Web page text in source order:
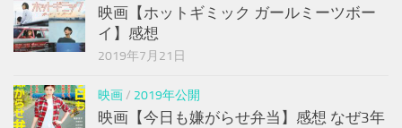
映画【ホットギミック ガールミーツボー
イ】感想
2019年7月21日
映画/ 2019年公開
映画【今日も嫌がらせ弁当】感想 なぜ3年